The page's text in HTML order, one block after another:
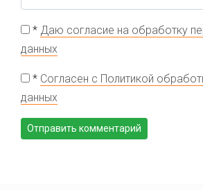
* Даю согласие на обработку
данных
* Согласен с Политикой
данных